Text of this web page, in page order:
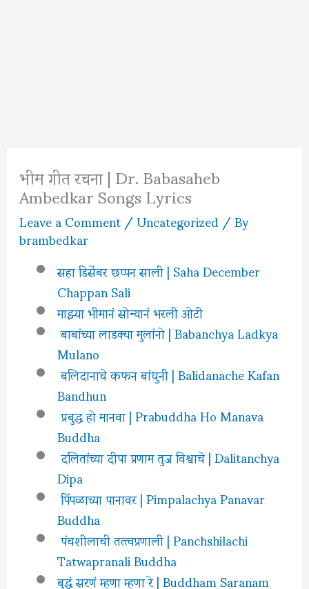
भीम गीत रचना | Dr. Babasaheb
Ambedkar Songs Lyrics
Leave a Comment/Uncategorized/ By
brambedkar
सहा डिसेंबर छप्पन साली | Saha December
Chappan Sali
माझ्या भीमानं सोन्यानं भरली ओटी
बाबांच्या लाडक्या मुलांनो | Babanchya Ladkya
Mulano
बलिदानाचे कफन बांधुनी | Balidanache Kafan
Bandhun
प्रबुद्ध हो मानवा | Prabuddha Ho Manava
Buddha
दलितांच्या दीपा प्रणाम तुज विश्वाचे | Dalitanchya
Dipa
पिंपळाच्या पानावर | Pimpalachya Panavar
Buddha
पंचशीलाची तत्त्वप्रणाली | Panchshilachi
Tatwapranali Buddha
बुद्धं सरणं म्हणा म्हणा रे | Buddham Saranam